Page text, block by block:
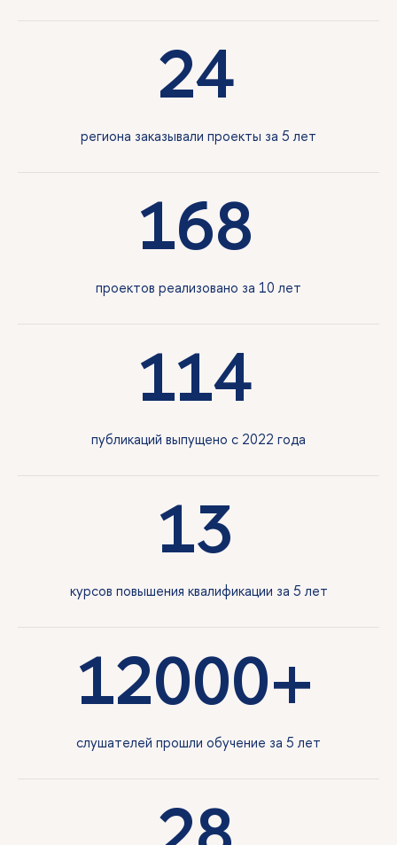
24
региона заказывали проекты за 5 лет
168
проектов реализовано за 10 лет
114
публикаций выпущено с 2022 года
13
курсов повышения квалификации за 5 лет
12000+
слушателей прошли обучение за 5 лет